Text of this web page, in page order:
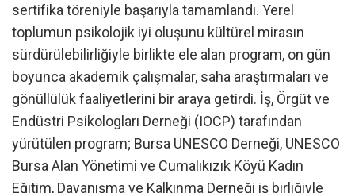
sertifika töreniyle başarıyla tamamlandı. Yerel
toplumun psikolojik iyi oluşunu kültürel mirasın
sürdürülebilirliğiyle birlikte ele alan program, on gün
boyunca akademik çalışmalar, saha araştırmaları ve
gönüllülük faaliyetlerini bir araya getirdi. İş, Örgüt ve
Endüstri Psikologları Derneği (IOCP) tarafından
yürütülen program; Bursa UNESCO Derneği, UNESCO
Bursa Alan Yönetimi ve Cumalıkızık Köyü Kadın
Eğitim, Dayanışma ve Kalkınma Derneği iş birliğiyle